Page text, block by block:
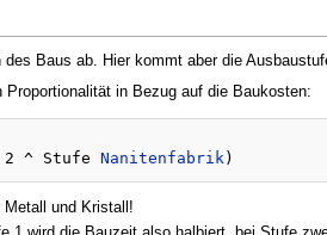
Baus ab. Hier kommt aber die
in Bezug auf die Baukosten:
^ Stufe Nanitenfabrik
Metall und Kristall!